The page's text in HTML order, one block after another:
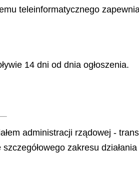
teleinformatycznego
14 dni od dnia ogłoszenia.
administracji rządowej -
zakresu